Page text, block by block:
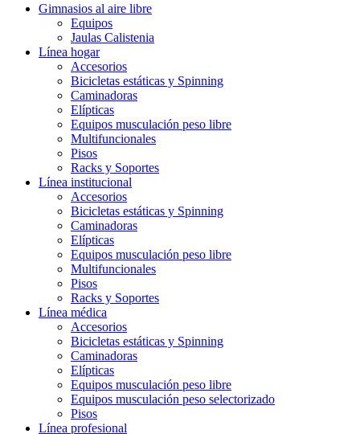
Gimnasios al aire libre
Equipos
Jaulas Calistenia
Línea hogar
Accesorios
Bicicletas estáticas y Spinning
Caminadoras
Elípticas
Equipos musculación peso libre
Multifuncionales
Pisos
Racks y Soportes
Línea institucional
Accesorios
Bicicletas estáticas y Spinning
Caminadoras
Elípticas
Equipos musculación peso libre
Multifuncionales
Pisos
Racks y Soportes
Línea médica
Accesorios
Bicicletas estáticas y Spinning
Caminadoras
Elípticas
Equipos musculación peso libre
Equipos musculación peso selectorizado
Pisos
Línea profesional